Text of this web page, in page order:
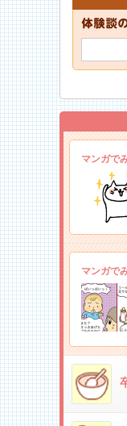
マンガで
マンガで